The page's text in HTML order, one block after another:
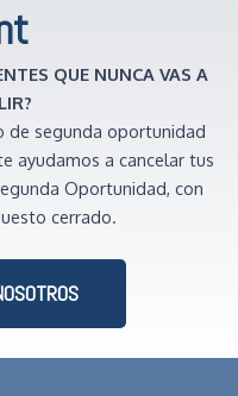
QUE NUNCA VAS A
de segunda oportunidad
ayudamos a cancelar tus
Oportunidad, con
cerrado.